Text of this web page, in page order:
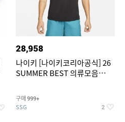
28,958
나이키 [나이키코리아공식] 26
SUMMER BEST 의류모음
구매 999+
SSG 2